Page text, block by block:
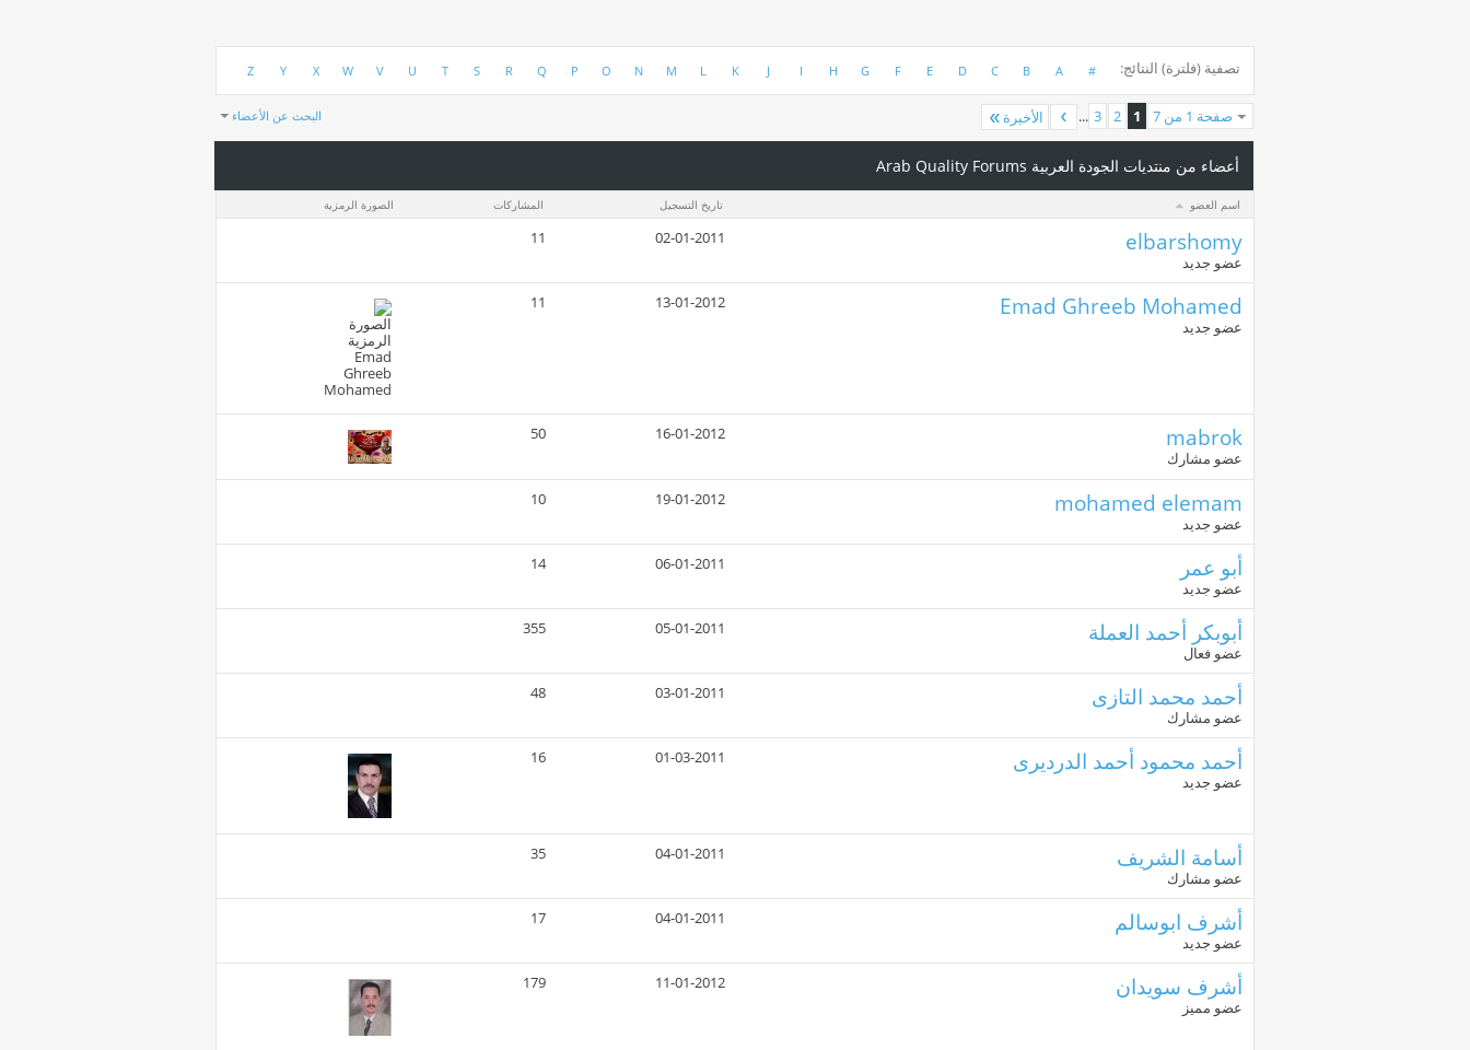
تصفية (فلترة) النتائج #
A
B
C
D
E
F
G
H
I
J
K
L
M
N
O
P
Q
R
S
T
U
V
W
X
Y
Z
صفحة 1 من 7 1
2
3
... الأخيرة البحث عن الأعضاء
أعضاء من منتديات الجودة العربية Arab Quality Forums
اسم العضو تاريخ التسجيل المشاركات الصورة الرمزية
elbarshomy
عضو جديد
02-01-2011
11
Emad Ghreeb Mohamed
عضو جديد
13-01-2012
11
mabrok
عضو مشارك
16-01-2012
50
mohamed elemam
عضو جديد
19-01-2012
10
أبو عمر
عضو جديد
06-01-2011
14
أبوبكر أحمد العملة
عضو فعال
05-01-2011
355
أحمد محمد التازى
عضو مشارك
03-01-2011
48
أحمد محمود أحمد الدرديرى
عضو جديد
01-03-2011
16
أسامة الشريف
عضو مشارك
04-01-2011
35
أشرف ابوسالم
عضو جديد
04-01-2011
17
أشرف سويدان
عضو مميز
11-01-2012
179